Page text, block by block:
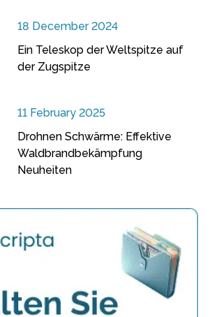
18 December 2024
Ein Teleskop der Weltspitze auf
der Zugspitze
11 February 2025
Drohnen Schwärme: Effektive
Waldbrandbekämpfung
Neuheiten